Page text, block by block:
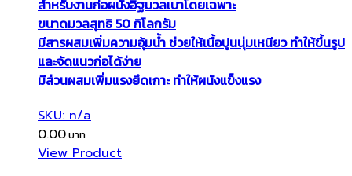
สำหรับงานก่อผนังอิฐมวลเบาโดยเฉพาะ
ขนาดมวลสุทธิ 50 กิโลกรัม
มีสารผสมเพิ่มความอุ้มน้ำ ช่วยให้เนื้อปูนนุ่มเหนียว ทำให้ขึ้นรูป
และจัดแนวก่อได้ง่าย
มีส่วนผสมเพิ่มแรงยึดเกาะ ทำให้ผนังแข็งแรง
SKU: n/a
0.00
View Product